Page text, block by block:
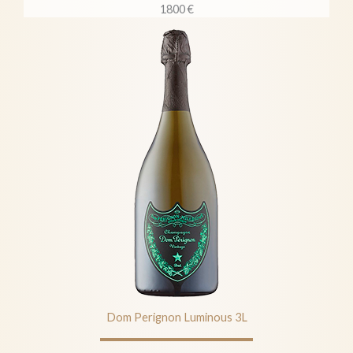
1800 €
Dom Perignon Luminous 3L